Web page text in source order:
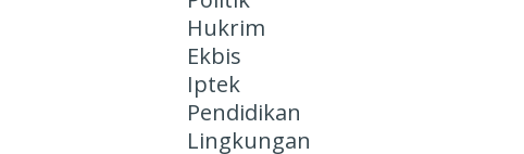
Hukrim
Ekbis
Iptek
Pendidikan
Lingkungan